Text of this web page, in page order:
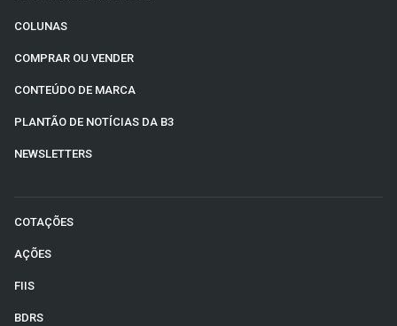
COLUNAS
COMPRAR OU VENDER
CONTEÚDO DE MARCA
PLANTÃO DE NOTÍCIAS DA B3
NEWSLETTERS
COTAÇÕES
AÇÕES
FIIS
BDRS